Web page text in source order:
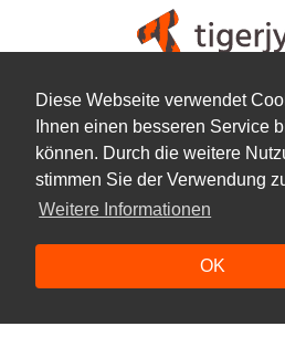
Diese Webseite verwendet
Ihnen einen besseren Service
können. Durch die weitere
stimmen Sie der Verwendung
Weitere Informationen
OK
Copyright 2026 -
Design von